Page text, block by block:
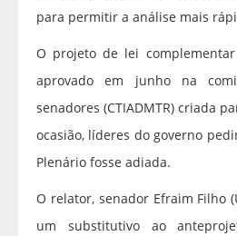
para permitir a análise mais
O projeto de lei complementar
aprovado em junho na
senadores (CTIADMTR) criada
ocasião, líderes do governo
Plenário fosse adiada.
O relator, senador Efraim Filho
um substitutivo ao